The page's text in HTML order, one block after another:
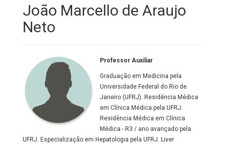
João Marcello de Araujo
Neto
Professor Auxiliar
Graduação em Medicina pela
Universidade Federal do Rio de
Janeiro (UFRJ). Residência Médica
em Clínica Médica pela UFRJ.
Residência Médica em Clínica
Médica - R3 / ano avançado pela
UFRJ. Especialização em Hepatologia pela UFRJ. Liver